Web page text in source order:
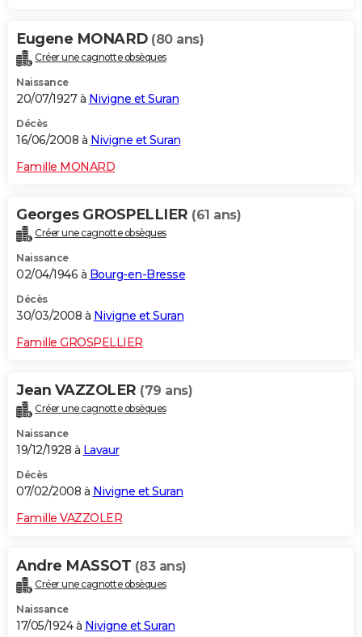
Eugene MONARD (80 ans)
Créer une cagnotte obsèques
Naissance
20/07/1927 à Nivigne et Suran
Décès
16/06/2008 à Nivigne et Suran
Famille MONARD
Georges GROSPELLIER (61 ans)
Créer une cagnotte obsèques
Naissance
02/04/1946 à Bourg-en-Bresse
Décès
30/03/2008 à Nivigne et Suran
Famille GROSPELLIER
Jean VAZZOLER (79 ans)
Créer une cagnotte obsèques
Naissance
19/12/1928 à Lavaur
Décès
07/02/2008 à Nivigne et Suran
Famille VAZZOLER
Andre MASSOT (83 ans)
Créer une cagnotte obsèques
Naissance
17/05/1924 à Nivigne et Suran